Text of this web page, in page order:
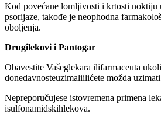
Kod povećane lomljivosti i krtosti
psorijaze, takođe je neophodna
oboljenja.
Drugilekovi i Pantogar
Obavestite Vašeglekara ilifarmaceuta
donedavnosteuzimaliilićete možda
Nepreporučujese istovremena primena
isulfonamidskihlekova.